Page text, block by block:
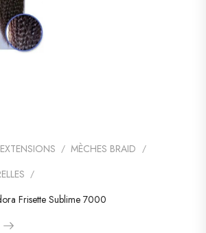
/ MÈCHES BRAID /
/
Frisette Sublime 7000